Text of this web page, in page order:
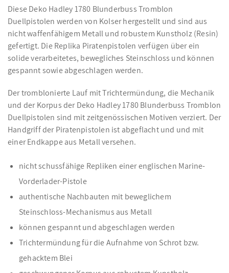
Diese Deko Hadley 1780 Blunderbuss Tromblon
Duellpistolen werden von Kolser hergestellt und sind aus
nicht waffenfähigem Metall und robustem Kunstholz (Resin)
gefertigt. Die Replika Piratenpistolen verfügen über ein
solide verarbeitetes, bewegliches Steinschloss und können
gespannt sowie abgeschlagen werden.
Der tromblonierte Lauf mit Trichtermündung, die Mechanik
und der Korpus der Deko Hadley 1780 Blunderbuss Tromblon
Duellpistolen sind mit zeitgenössischen Motiven verziert. Der
Handgriff der Piratenpistolen ist abgeflacht und und mit
einer Endkappe aus Metall versehen.
nicht schussfähige Repliken einer englischen Marine-
Vorderlader-Pistole
authentische Nachbauten mit beweglichem
Steinschloss-Mechanismus aus Metall
können gespannt und abgeschlagen werden
Trichtermündung für die Aufnahme von Schrot bzw.
gehacktem Blei